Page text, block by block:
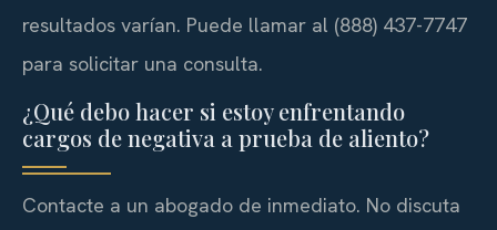
resultados varían. Puede llamar al (888) 437-7747
para solicitar una consulta.
¿Qué debo hacer si estoy enfrentando
cargos de negativa a prueba de aliento?
Contacte a un abogado de inmediato. No discuta